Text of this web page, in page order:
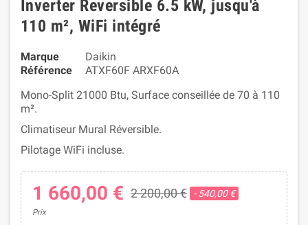
Inverter Reversible 6.5 kW, jusqu'à
110 m², WiFi intégré
Marque
Daikin
Référence
ATXF60F ARXF60A
Mono-Split 21000 Btu, Surface conseillée de 70 à 110
m².
Climatiseur Mural Réversible.
Pilotage WiFi incluse.
1 660,00 € 2 200,00 € - 540,00 €
Prix